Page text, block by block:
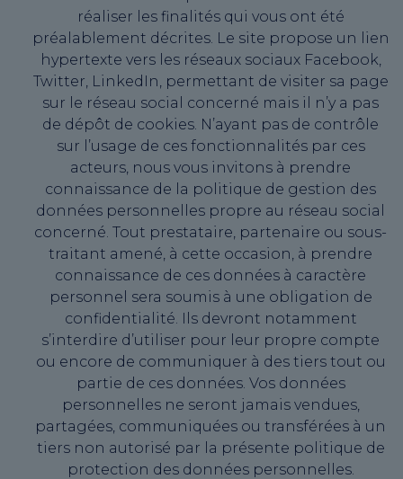
réaliser les finalités qui vous ont été
préalablement décrites. Le site propose un lien
hypertexte vers les réseaux sociaux Facebook,
Twitter, LinkedIn, permettant de visiter sa page
sur le réseau social concerné mais il n’y a pas
de dépôt de cookies. N’ayant pas de contrôle
sur l’usage de ces fonctionnalités par ces
acteurs, nous vous invitons à prendre
connaissance de la politique de gestion des
données personnelles propre au réseau social
concerné. Tout prestataire, partenaire ou sous-
traitant amené, à cette occasion, à prendre
connaissance de ces données à caractère
personnel sera soumis à une obligation de
confidentialité. Ils devront notamment
s’interdire d’utiliser pour leur propre compte
ou encore de communiquer à des tiers tout ou
partie de ces données. Vos données
personnelles ne seront jamais vendues,
partagées, communiquées ou transférées à un
tiers non autorisé par la présente politique de
protection des données personnelles.